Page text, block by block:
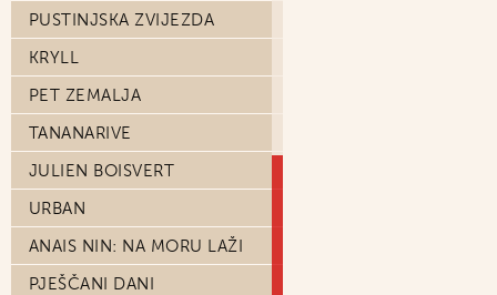
PUSTINJSKA ZVIJEZDA
KRYLL
PET ZEMALJA
TANANARIVE
JULIEN BOISVERT
URBAN
ANAIS NIN: NA MORU LAŽI
PJEŠČANI DANI